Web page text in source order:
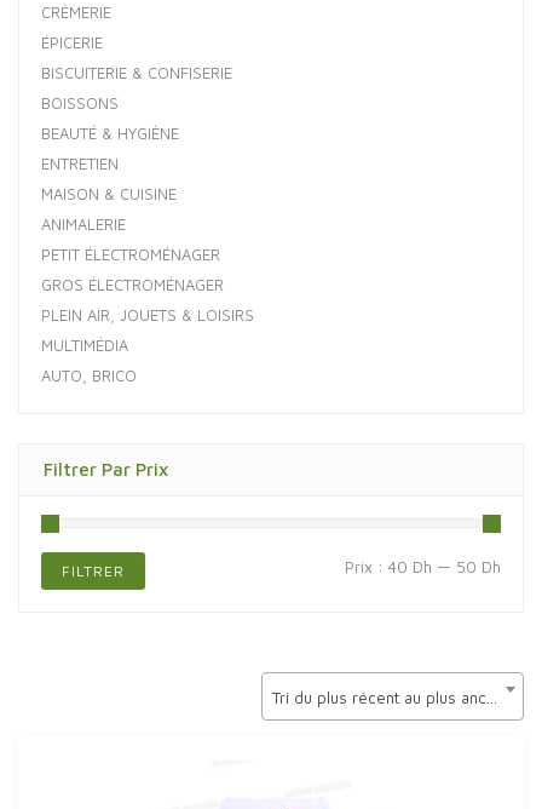
CRÈMERIE
ÉPICERIE
BISCUITERIE & CONFISERIE
BOISSONS
BEAUTÉ & HYGIÈNE
ENTRETIEN
MAISON & CUISINE
ANIMALERIE
PETIT ÉLECTROMÉNAGER
GROS ÉLECTROMÉNAGER
PLEIN AIR, JOUETS & LOISIRS
MULTIMÉDIA
AUTO, BRICO
Filtrer Par Prix
FILTRER Prix : 40 Dh — 50 Dh